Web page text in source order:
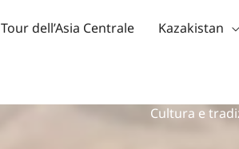
Tour dell’Asia Centrale Kazakistan
Cultura e